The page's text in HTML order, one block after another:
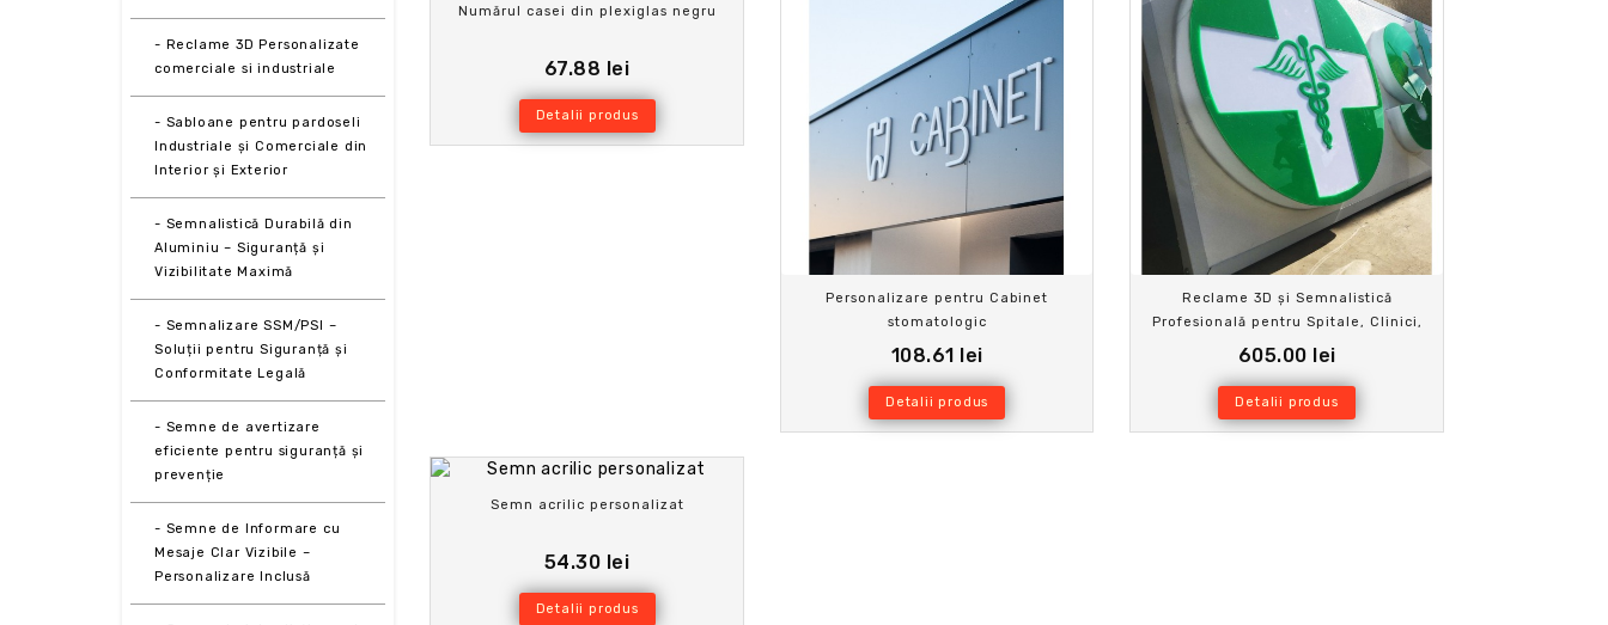
- Reclame 3D Personalizate
comerciale si industriale
- Sabloane pentru pardoseli
Industriale și Comerciale din
Interior și Exterior
- Semnalistică Durabilă din
Aluminiu – Siguranță și
Vizibilitate Maximă
- Semnalizare SSM/PSI –
Soluții pentru Siguranță și
Conformitate Legală
- Semne de avertizare
eficiente pentru siguranță și
prevenție
- Semne de Informare cu
Mesaje Clar Vizibile –
Personalizare Inclusă
Numărul casei din plexiglas negru
67.88 lei
Detalii produs
Personalizare pentru Cabinet
stomatologic
108.61 lei
Detalii produs
Reclame 3D și Semnalistică
Profesională pentru Spitale, Clinici,
Puncte de Prim Ajutor și Farmacii
605.00 lei
Detalii produs
Semn acrilic personalizat
54.30 lei
Detalii produs